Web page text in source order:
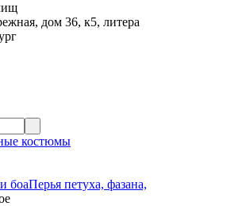
дом 36, к5, литера
костюмы
боаПерья петуха, фазана,